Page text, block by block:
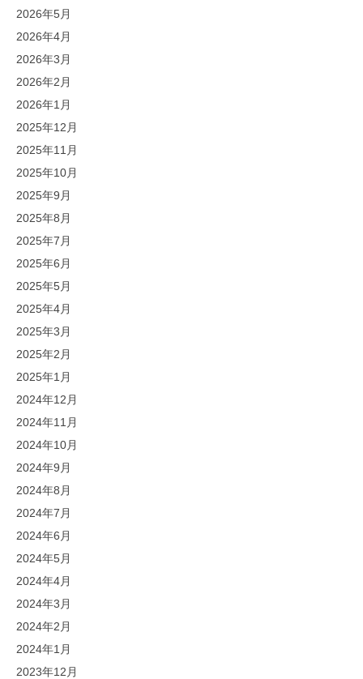
2026年5月
2026年4月
2026年3月
2026年2月
2026年1月
2025年12月
2025年11月
2025年10月
2025年9月
2025年8月
2025年7月
2025年6月
2025年5月
2025年4月
2025年3月
2025年2月
2025年1月
2024年12月
2024年11月
2024年10月
2024年9月
2024年8月
2024年7月
2024年6月
2024年5月
2024年4月
2024年3月
2024年2月
2024年1月
2023年12月